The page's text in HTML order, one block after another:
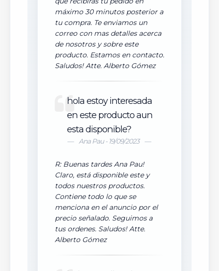
máximo 30 minutos posterior a
tu compra. Te enviamos un
correo con mas detalles acerca
de nosotros y sobre este
producto. Estamos en contacto.
Saludos! Atte. Alberto Gómez
hola estoy interesada
en este producto aun
esta disponible?
Ana Pau - 19/09/2023
R: Buenas tardes Ana Pau!
Claro, está disponible este y
todos nuestros productos.
Contiene todo lo que se
menciona en el anuncio por el
precio señalado. Seguimos a
tus ordenes. Saludos! Atte.
Alberto Gómez